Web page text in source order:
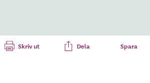
Skriv ut Dela Spara